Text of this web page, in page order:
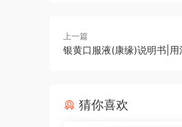
上一篇
银黄口服液(康缘)说明书|
猜你喜欢